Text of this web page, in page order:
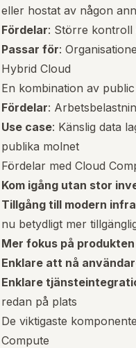
eller hostat av någon
Fördelar: Större kontroll
Passar för:
Hybrid Cloud
En kombination av
Fördelar:
Use case: Känslig data
publika molnet
Fördelar med Cloud
Kom igång utan stor
Tillgång till modern
nu betydligt mer
Mer fokus på produkten
Enklare att nå
Enklare
redan på plats
De viktigaste
Compute